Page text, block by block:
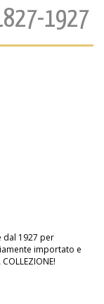
1827-1927
dal 1927 per
importato e